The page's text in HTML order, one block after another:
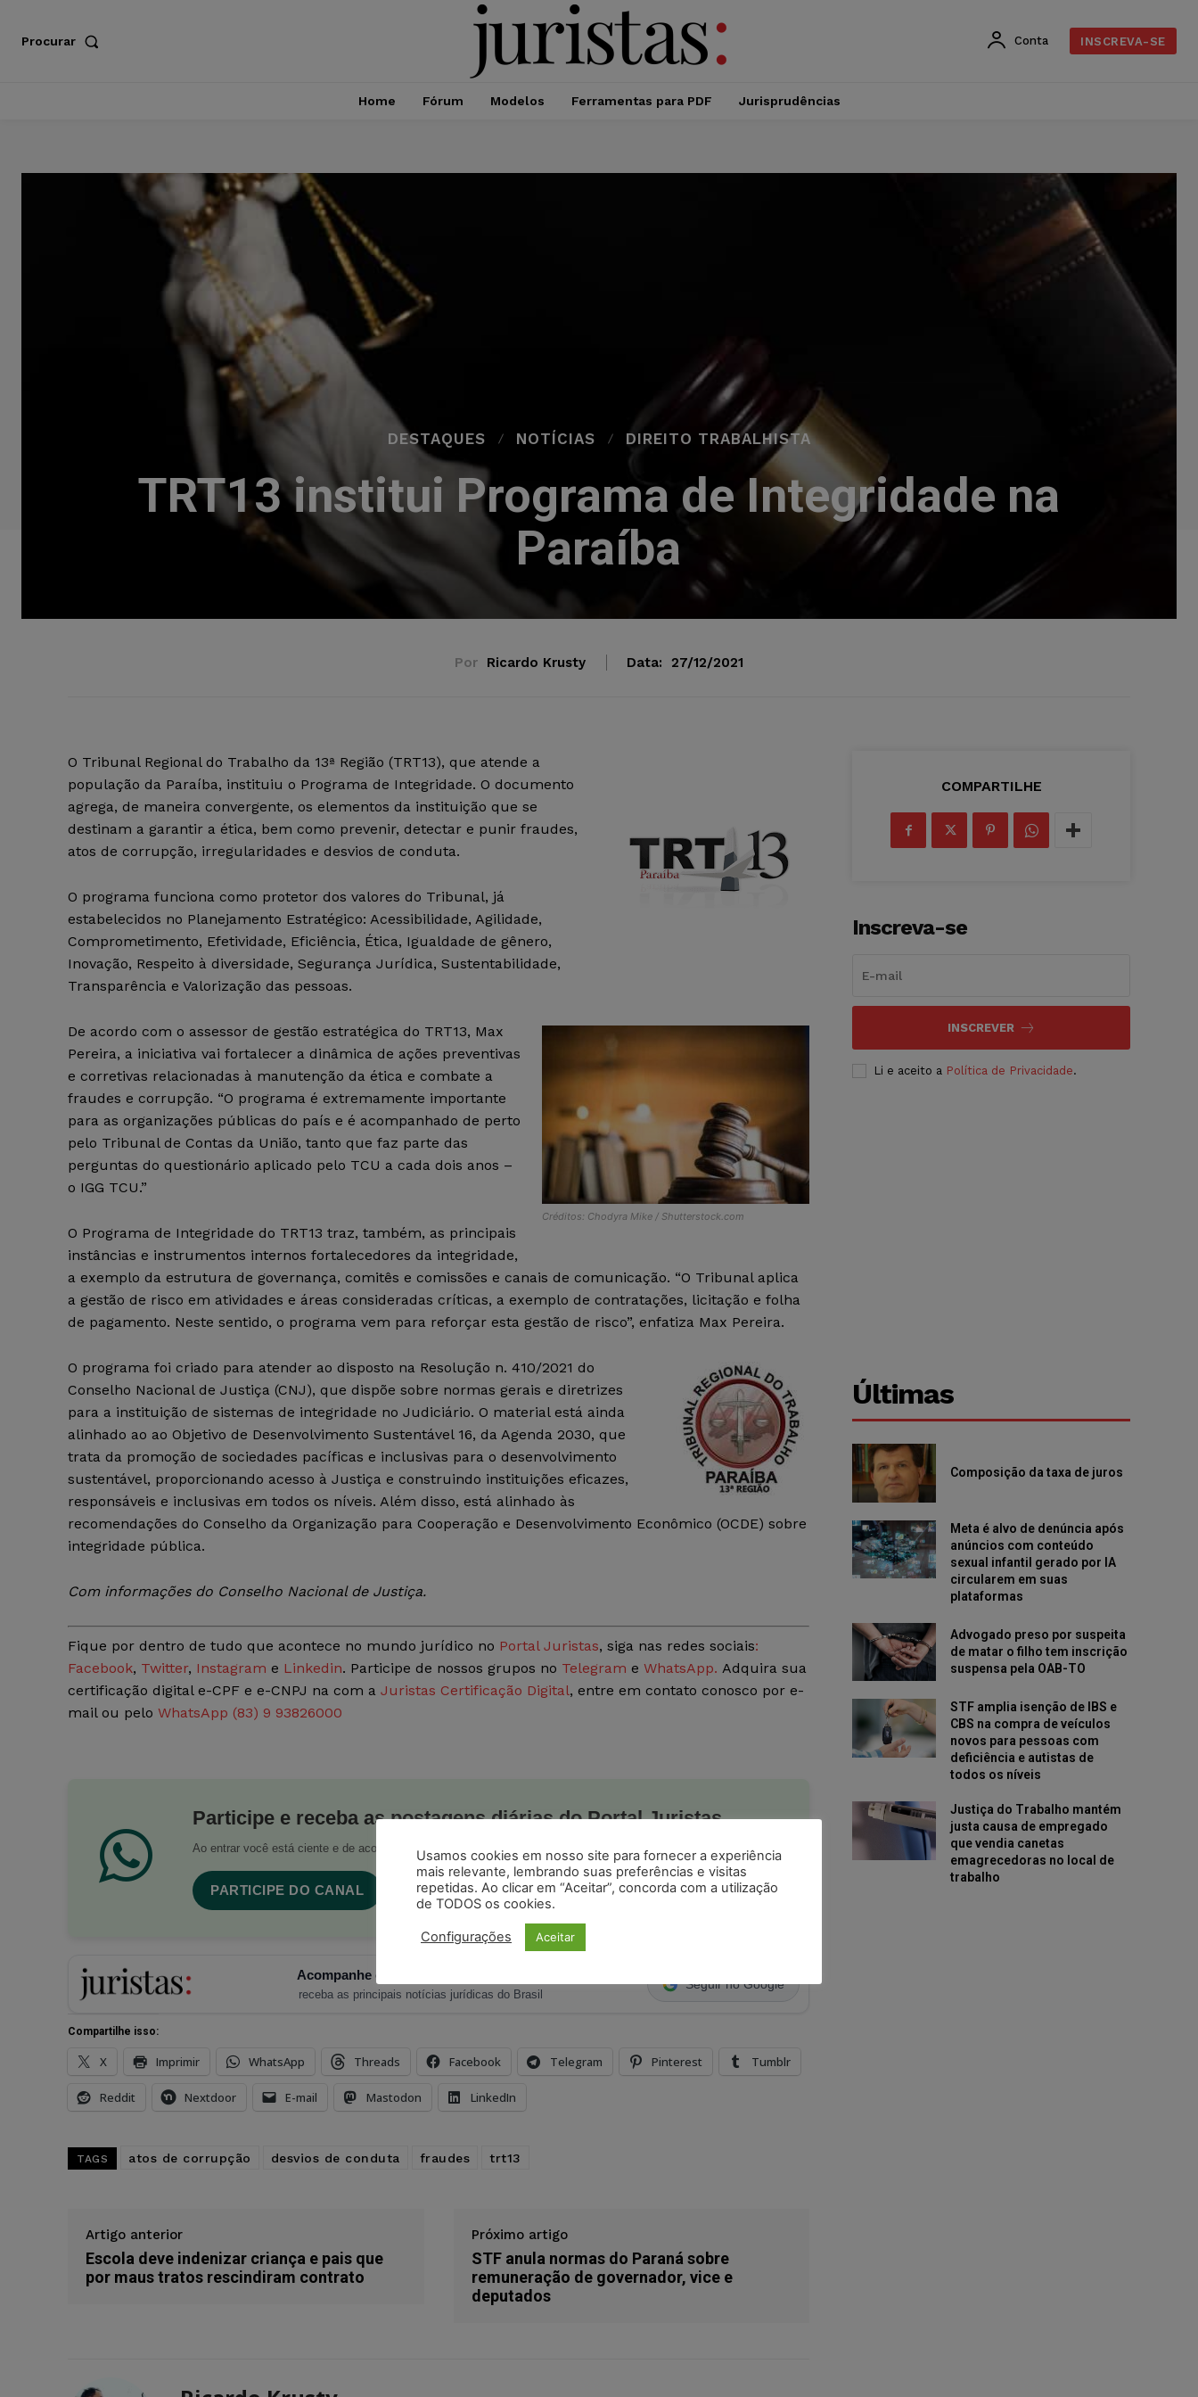
Procurar Conta INSCREVA-SE
Home Fórum Modelos Ferramentas para PDF Jurisprudências
DESTAQUES NOTÍCIAS DIREITO TRABALHISTA
TRT13 institui Programa de Integridade na
Paraíba
Por Ricardo Krusty Data: 27/12/2021
O Tribunal Regional do Trabalho da 13ª Região (TRT13), que atende a
população da Paraíba, instituiu o Programa de Integridade. O documento
agrega, de maneira convergente, os elementos da instituição que se
destinam a garantir a ética, bem como prevenir, detectar e punir fraudes,
atos de corrupção, irregularidades e desvios de conduta.
O programa funciona como protetor dos valores do Tribunal, já
estabelecidos no Planejamento Estratégico: Acessibilidade, Agilidade,
Comprometimento, Efetividade, Eficiência, Ética, Igualdade de gênero,
Inovação, Respeito à diversidade, Segurança Jurídica, Sustentabilidade,
Transparência e Valorização das pessoas.
Créditos: Chodyra Mike / Shutterstock.com
De acordo com o assessor de gestão estratégica do TRT13, Max
Pereira, a iniciativa vai fortalecer a dinâmica de ações preventivas
e corretivas relacionadas à manutenção da ética e combate a
fraudes e corrupção. “O programa é extremamente importante
para as organizações públicas do país e é acompanhado de perto
pelo Tribunal de Contas da União, tanto que faz parte das
perguntas do questionário aplicado pelo TCU a cada dois anos –
o IGG TCU.”
O Programa de Integridade do TRT13 traz, também, as principais
instâncias e instrumentos internos fortalecedores da integridade,
a exemplo da estrutura de governança, comitês e comissões e canais de comunicação. “O Tribunal aplica
a gestão de risco em atividades e áreas consideradas críticas, a exemplo de contratações, licitação e folha
de pagamento. Neste sentido, o programa vem para reforçar esta gestão de risco”, enfatiza Max Pereira.
O programa foi criado para atender ao disposto na Resolução n. 410/2021 do
Conselho Nacional de Justiça (CNJ), que dispõe sobre normas gerais e diretrizes
para a instituição de sistemas de integridade no Judiciário. O material está ainda
alinhado ao ao Objetivo de Desenvolvimento Sustentável 16, da Agenda 2030, que
trata da promoção de sociedades pacíficas e inclusivas para o desenvolvimento
sustentável, proporcionando acesso à Justiça e construindo instituições eficazes,
responsáveis e inclusivas em todos os níveis. Além disso, está alinhado às
recomendações do Conselho da Organização para Cooperação e Desenvolvimento Econômico (OCDE) sobre
integridade pública.
Com informações do Conselho Nacional de Justiça.
Fique por dentro de tudo que acontece no mundo jurídico no Portal Juristas, siga nas redes sociais:
Facebook, Twitter, Instagram e Linkedin. Participe de nossos grupos no Telegram e WhatsApp. Adquira sua
certificação digital e-CPF e e-CNPJ na com a Juristas Certificação Digital, entre em contato conosco por e-
mail ou pelo WhatsApp (83) 9 93826000
Participe e receba as postagens diárias do Portal Juristas.
Ao entrar você está ciente e de acordo com os termos de uso do Whatsapp.
PARTICIPE DO CANAL
Acompanhe o Juristas no Google News
receba as principais notícias jurídicas do Brasil
Seguir no Google
Compartilhe isso:
X Imprimir WhatsApp Threads Facebook Telegram Pinterest Tumblr
Reddit Nextdoor E-mail Mastodon LinkedIn
TAGS atos de corrupção desvios de conduta fraudes trt13
Artigo anterior
Escola deve indenizar criança e pais que
por maus tratos rescindiram contrato
Próximo artigo
STF anula normas do Paraná sobre
remuneração de governador, vice e
deputados
COMPARTILHE
Inscreva-se
INSCREVER
Li e aceito a Política de Privacidade.
Últimas
Composição da taxa de juros
Meta é alvo de denúncia após
anúncios com conteúdo
sexual infantil gerado por IA
circularem em suas
plataformas
Advogado preso por suspeita
de matar o filho tem inscrição
suspensa pela OAB-TO
STF amplia isenção de IBS e
CBS na compra de veículos
novos para pessoas com
deficiência e autistas de
todos os níveis
Justiça do Trabalho mantém
justa causa de empregado
que vendia canetas
emagrecedoras no local de
trabalho
Usamos cookies em nosso site para fornecer a experiência
mais relevante, lembrando suas preferências e visitas
repetidas. Ao clicar em “Aceitar”, concorda com a utilização
de TODOS os cookies.
Configurações Aceitar